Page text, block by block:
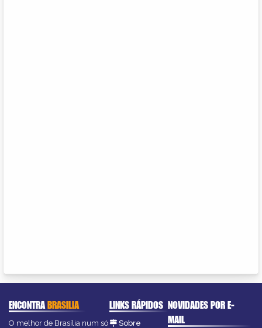
ENCONTRABRASILIA
O melhor de Brasília num só
LINKS RÁPIDOS
Sobre
NOVIDADES POR E-
MAIL